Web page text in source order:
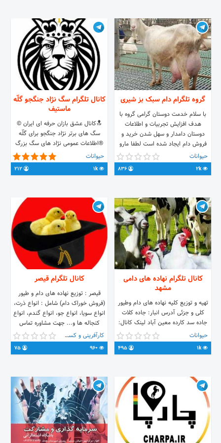
@mohammad99123
گروه تلگرام دام سبک بز شیری
با سلام خدمت دوستان گرامی گروه با
هدف افزایش تجربیات و اطلاعات
دوستان دامدار و سهل شدن خرید و
فروش دام ایجاد شده است لطفا مارو
در رسیدن ب این هدف یاری بفرمایید.
حیوانات
2k
کانال تلگرام سگ نژاد جنگجو گلّه
ماستیف
🔝کانال عشق بازان حرفه ای ایران ©
سگ های برتر نژاد جنگجو برای گلّه
®اطلاعات عمومی نژاد های سگ بزرگ
آگهی رایگان خرید یا فروش سگ های
سراب ،پژدر، خراسان، مازندران... سگ
های ماستیف ایران/ترکیه/روسیه/عراق با
حیوانات
1k
کانال تلگرام نهاده های دامی
مشهد
تهیه و توزیع کلیه نهاده های دام وطیور
کلی و جزئی آدرس انبار: جاده کلات
جاده سد کارده معین آباد لینک کانال:
https://t.me/joinchat/AAAAAEspYGEfP9EvhfJfMA
https://goo.gl/maps/p14c8jvGRSK2
شماره تماس: 09153140623
حیوانات
1k
کانال تلگرام قیصر
قیصر : توزیع نهاده های دام و طیور
(فروش خوراک دام) شامل : انواع ذرت،
انواع سویا، انواع جو، انواع گندم، انواع
کنجاله ها و... جهت مشاوره تماس
بگیرید رفیق بی کلک، قیصر🤝 ☎️
09125080166 Channel Info :
@gheysarofficial E-Mail :
کارآفرینی و کسب و کار